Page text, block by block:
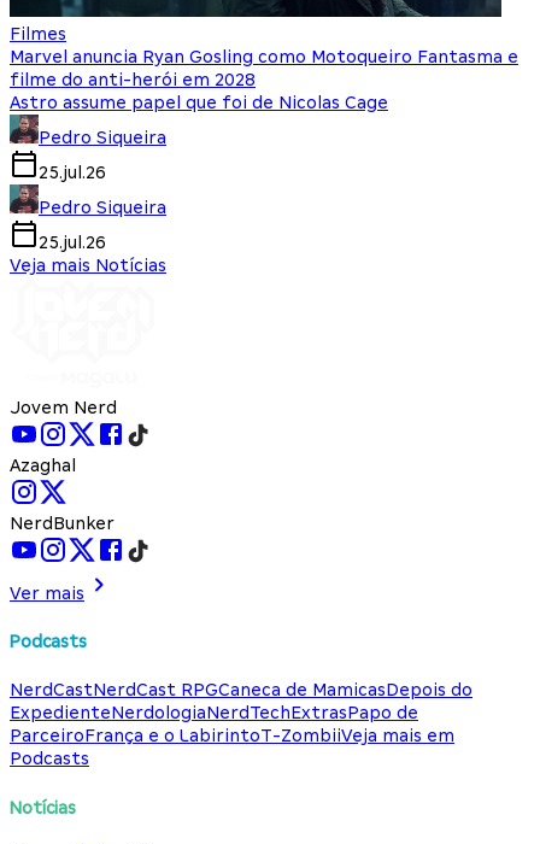
Filmes
Marvel anuncia Ryan Gosling como Motoqueiro Fantasma e
filme do anti-herói em 2028
Astro assume papel que foi de Nicolas Cage
Pedro Siqueira
25.jul.26
Pedro Siqueira
25.jul.26
Veja mais Notícias
Jovem Nerd
Azaghal
NerdBunker
Ver mais
Podcasts
NerdCastNerdCast RPGCaneca de MamicasDepois do
ExpedienteNerdologiaNerdTechExtrasPapo de
ParceiroFrança e o LabirintoT-ZombiiVeja mais em
Podcasts
Notícias